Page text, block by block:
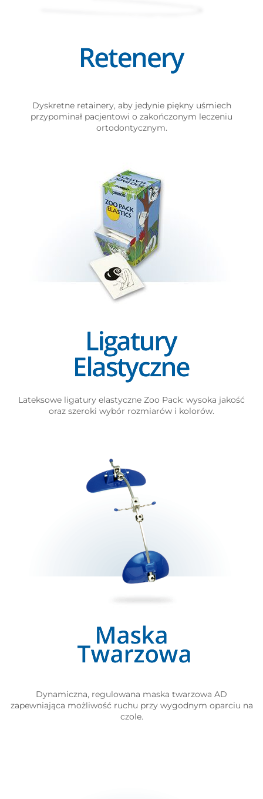
Dyskretne retainery, aby jedynie piękny uśmiech
przypominał pacjentowi o zakończonym leczeniu
ortodontycznym.
Lateksowe ligatury elastyczne Zoo Pack: wysoka jakość
oraz szeroki wybór rozmiarów i kolorów.
Dynamiczna, regulowana maska twarzowa AD
zapewniająca możliwość ruchu przy wygodnym oparciu na
czole.